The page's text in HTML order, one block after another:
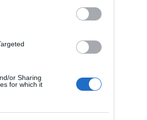
or Sharing
for which it
ruhakölteményei